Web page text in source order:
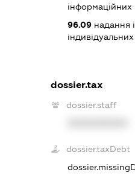
інформаційних
96.09надання
індивідуальних
dossier.tax
dossier.staff
dossier.taxDebt